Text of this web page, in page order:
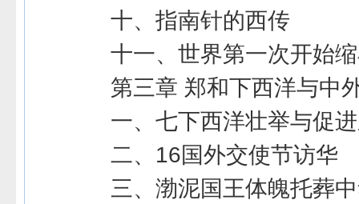
十、指南针的西传
十一、世界第一次开始
第三章 郑和下西洋与中
一、七下西洋壮举与促
二、16国外交使节访华
三、渤泥国王体魄托葬